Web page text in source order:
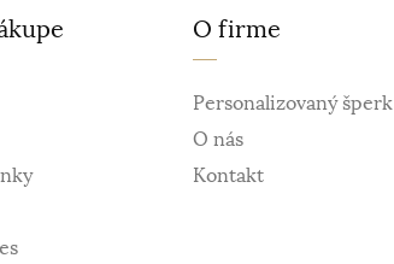
O firme
Personalizovaný šperk
O nás
Kontakt